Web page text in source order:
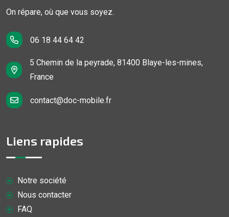
On répare, où que vous soyez.
06 18 44 64 42
5 Chemin de la peyrade, 81400 Blaye-les-mines,
France
contact@doc-mobile.fr
Liens rapides
Notre société
Nous contacter
FAQ